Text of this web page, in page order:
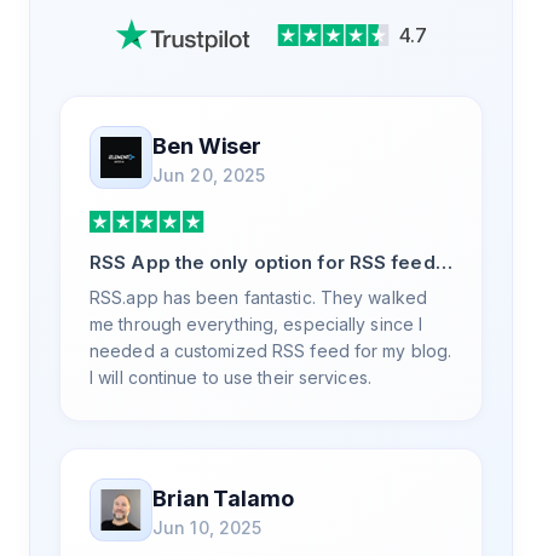
4.7
Ben Wiser
Jun 20, 2025
RSS App the only option for RSS feed
generation
RSS.app has been fantastic. They walked
me through everything, especially since I
needed a customized RSS feed for my blog.
I will continue to use their services.
Brian Talamo
Jun 10, 2025